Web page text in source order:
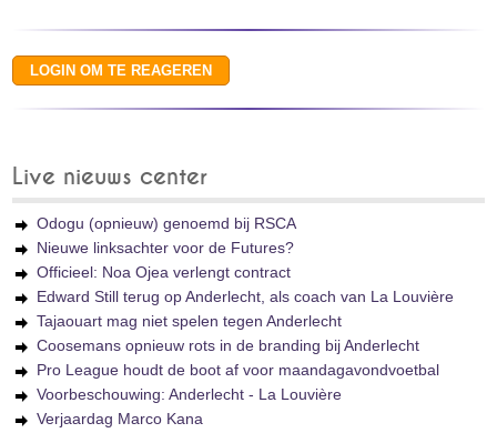
Live nieuws center
Odogu (opnieuw) genoemd bij RSCA
Nieuwe linksachter voor de Futures?
Officieel: Noa Ojea verlengt contract
Edward Still terug op Anderlecht, als coach van La Louvière
Tajaouart mag niet spelen tegen Anderlecht
Coosemans opnieuw rots in de branding bij Anderlecht
Pro League houdt de boot af voor maandagavondvoetbal
Voorbeschouwing: Anderlecht - La Louvière
Verjaardag Marco Kana